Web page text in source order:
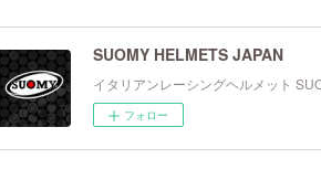
SUOMY HELMETS JAPAN
イタリアンレーシングヘルメット
フォロー